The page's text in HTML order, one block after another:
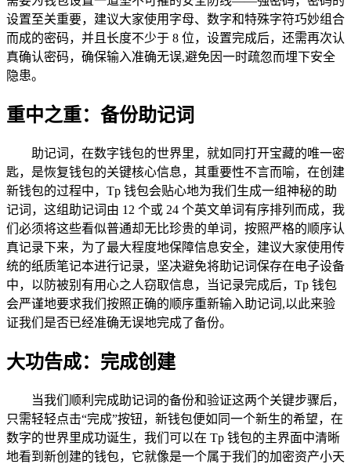
设置至关重要，建议大家使用字母、数字和特殊字符巧妙组合
而成的密码，并且长度不少于 8 位，设置完成后，还需再次认
真确认密码，确保输入准确无误,避免因一时疏忽而埋下安全
隐患。
重中之重：备份助记词
助记词，在数字钱包的世界里，就如同打开宝藏的唯一密
匙，是恢复钱包的关键核心信息，其重要性不言而喻，在创建
新钱包的过程中，Tp 钱包会贴心地为我们生成一组神秘的助
记词，这组助记词由 12 个或 24 个英文单词有序排列而成，我
们必须将这些看似普通却无比珍贵的单词，按照严格的顺序认
真记录下来，为了最大程度地保障信息安全，建议大家使用传
统的纸质笔记本进行记录，坚决避免将助记词保存在电子设备
中，以防被别有用心之人窃取信息，当记录完成后，Tp 钱包
会严谨地要求我们按照正确的顺序重新输入助记词,以此来验
证我们是否已经准确无误地完成了备份。
大功告成：完成创建
当我们顺利完成助记词的备份和验证这两个关键步骤后，
只需轻轻点击“完成”按钮，新钱包便如同一个新生的希望，在
数字的世界里成功诞生，我们可以在 Tp 钱包的主界面中清晰
地看到新创建的钱包，它就像是一个属于我们的加密资产小天